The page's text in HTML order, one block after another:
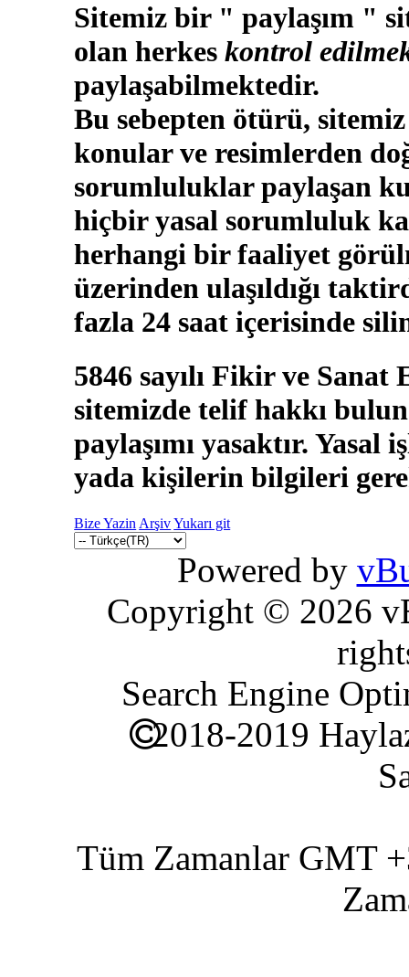
Sitemiz bir " paylaşım "
olan herkeskontrol
paylaşabilmektedir.
Bu sebepten ötürü,
konular ve resimlerden
sorumluluklar paylaşan
hiçbir yasal sorumluluk
herhangi bir faaliyet
üzerinden ulaşıldığı
fazla 24 saat içerisinde
5846 sayılı Fikir ve
sitemizde telif hakkı
paylaşımı yasaktır. Yasal
yada kişilerin bilgileri
Bize Yazin ArşivYukarı git
Powered by
Copyright © 2026
Search Engine
2018-2019
Tüm Zamanlar GMT